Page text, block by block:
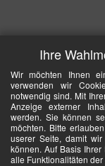
Ihre
Wir möchten Ihnen
verwenden wir
notwendig sind. Mit
Anzeige externer
werden. Sie können
möchten. Bitte
userer Seite, damit
können. Auf Basis
alle Funktionalitäten